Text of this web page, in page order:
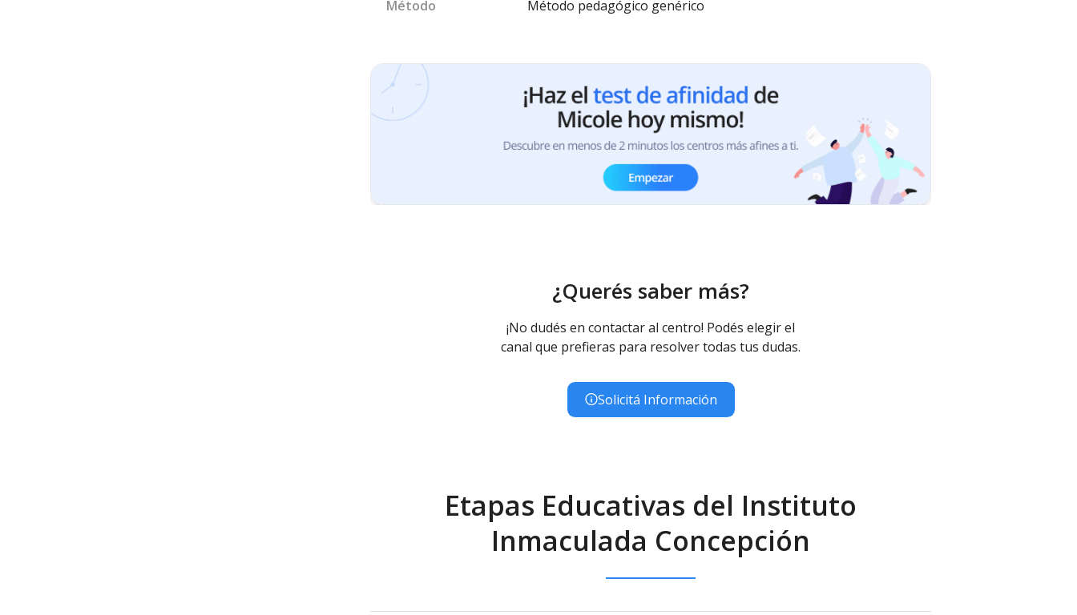
Método Método pedagógico genérico
¿Querés saber más?
¡No dudés en contactar al centro! Podés elegir el
canal que prefieras para resolver todas tus dudas.
Solicitá Información
Etapas Educativas del Instituto
Inmaculada Concepción